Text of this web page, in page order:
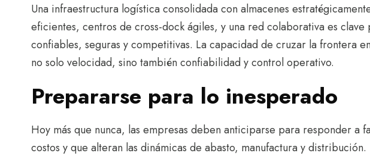
Una infraestructura logística consolidada con almacenes
eficientes, centros de cross-dock ágiles, y una red colaborativa es
confiables, seguras y competitivas. La capacidad de cruzar la frontera
no solo velocidad, sino también confiabilidad y control operativo.
Prepararse para lo inesperado
Hoy más que nunca, las empresas deben anticiparse para responder a
costos y que alteran las dinámicas de abasto, manufactura y